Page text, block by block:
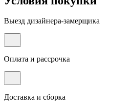
Выезд дизайнера-замерщика
Оплата и рассрочка
Доставка и сборка